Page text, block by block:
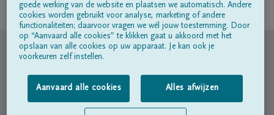
Volg ons op
© DELA
Gebruiksvoorwaarden
Privacyverklaring
goede werking van de website en plaatsen we automatisch. Andere
cookies worden gebruikt voor analyse, marketing of andere
functionaliteiten; daarvoor vragen we wél jouw toestemming. Door
op “Aanvaard alle cookies” te klikken gaat u akkoord met het
opslaan van alle cookies op uw apparaat. Je kan ook je
voorkeuren zelf instellen.
Aanvaard alle cookies Alles afwijzen